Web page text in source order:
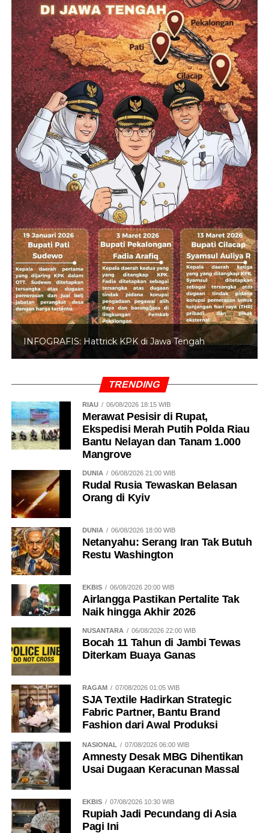
INFOGRAFIS: Hattrick KPK di Jawa Tengah
TRENDING
RIAU 06/08/2026 18:15 WIB
Merawat Pesisir di Rupat,
Ekspedisi Merah Putih Polda Riau
Bantu Nelayan dan Tanam 1.000
Mangrove
DUNIA 06/08/2026 21:00 WIB
Rudal Rusia Tewaskan Belasan
Orang di Kyiv
DUNIA 06/08/2026 18:00 WIB
Netanyahu: Serang Iran Tak Butuh
Restu Washington
EKBIS 06/08/2026 20:00 WIB
Airlangga Pastikan Pertalite Tak
Naik hingga Akhir 2026
NUSANTARA 06/08/2026 22:00 WIB
Bocah 11 Tahun di Jambi Tewas
Diterkam Buaya Ganas
RAGAM 07/08/2026 01:05 WIB
SJA Textile Hadirkan Strategic
Fabric Partner, Bantu Brand
Fashion dari Awal Produksi
NASIONAL 07/08/2026 06:00 WIB
Amnesty Desak MBG Dihentikan
Usai Dugaan Keracunan Massal
EKBIS 07/08/2026 10:30 WIB
Rupiah Jadi Pecundang di Asia
Pagi Ini